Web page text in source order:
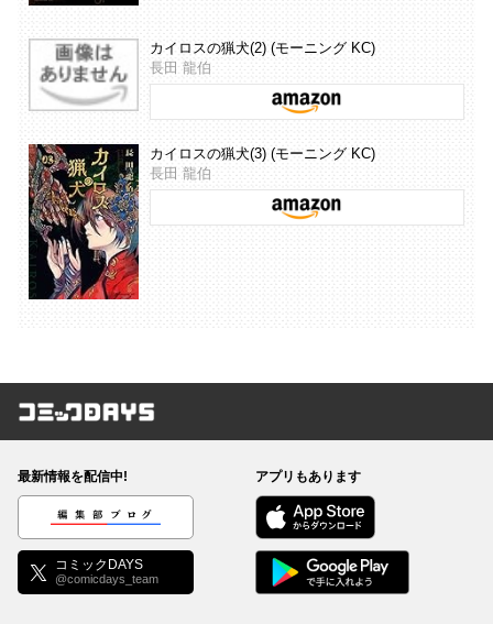
カイロスの猟犬(2) (モーニング KC)
長田 龍伯
カイロスの猟犬(3) (モーニング KC)
長田 龍伯
コミックDAYS
最新情報を配信中!
編集部ブログ
コミックDAYS
@comicdays_team
アプリもあります